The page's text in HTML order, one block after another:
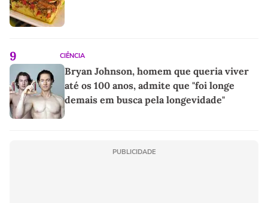
9 CIÊNCIA
Bryan Johnson, homem que queria viver
até os 100 anos, admite que "foi longe
demais em busca pela longevidade"
PUBLICIDADE